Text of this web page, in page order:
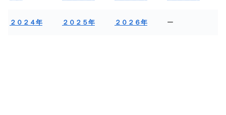
２０２４年 ２０２５年 ２０２６年 ー